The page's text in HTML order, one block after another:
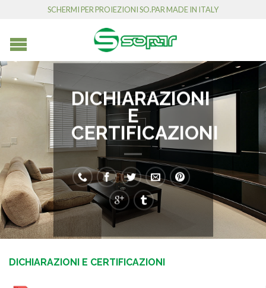
SCHERMI PER PROIEZIONI SO.PAR MADE IN ITALY
DICHIARAZIONI
E
CERTIFICAZIONI
DICHIARAZIONI E CERTIFICAZIONI